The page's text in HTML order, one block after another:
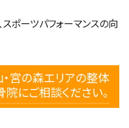
スポーツパフォーマンスの向
宮の森エリアの整体
にご相談ください。